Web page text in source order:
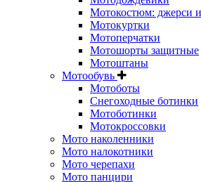
Мотокостюм: джерси
Мотокуртки
Мотоперчатки
Мотошорты защитные
Мотоштаны
Мотообувь
Мотоботы
Снегоходные ботинки
Мотоботинки
Мотокроссовки
Мото наколенники
Мото налокотники
Мото черепахи
Мото панцири